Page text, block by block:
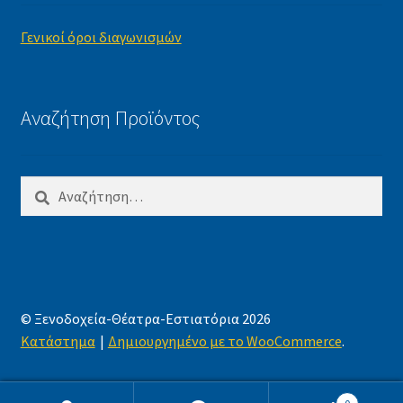
Γενικοί όροι διαγωνισμών
Αναζήτηση Προϊόντος
για:
© Ξενοδοχεία-Θέατρα-Εστιατόρια 2026
Κατάστημα
Δημιουργημένο με το WooCommerce.